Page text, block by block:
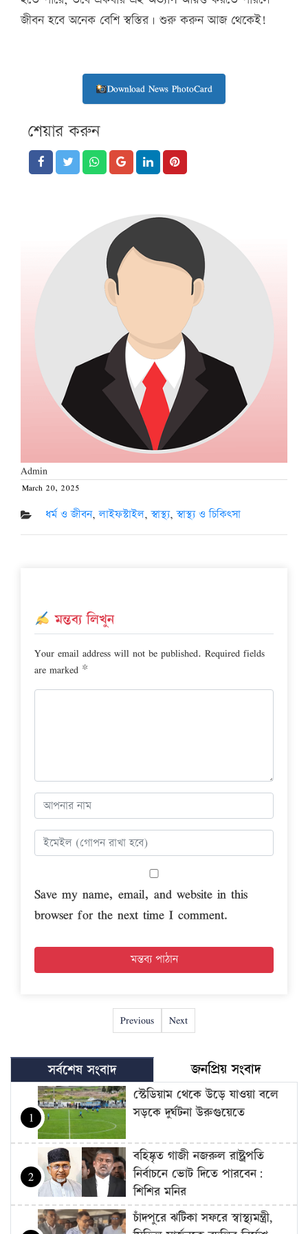
জীবন হবে অনেক বেশি স্বস্তির। শুরু করুন আজ থেকেই!
Download News PhotoCard
শেয়ার করুন
Admin
Posted
on
March 20, 2025
ধর্ম ও জীবন,লাইফস্টাইল,স্বাস্থ্য,স্বাস্থ্য ও চিকিৎসা
মন্তব্য লিখুন
Your email address will not be published. Required fields
are marked *
Save my name, email, and website in this
browser for the next time I comment.
Previous Next
সর্বশেষ সংবাদ জনপ্রিয় সংবাদ
1
স্টেডিয়াম থেকে উড়ে যাওয়া বলে
সড়কে দুর্ঘটনা উরুগুয়েতে
2
বহিষ্কৃত গাজী নজরুল রাষ্ট্রপতি
নির্বাচনে ভোট দিতে পারবেন:
শিশির মনির
চাঁদপুরে ঝটিকা সফরে স্বাস্থ্যমন্ত্রী,